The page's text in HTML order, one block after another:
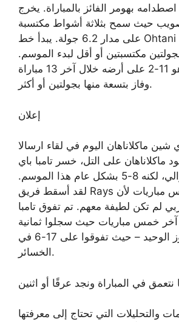
اصطدامه بهومر الفائز بالمباراة. يخرج Ohtani من أسوأ
حيث سمح بثلاثة أشواط مكتسبة
على مدار 6.2 جولة. يبدأ خط Ohtani المكون من 10
مكتسبتين أو أقل لبدء الموسم.
فريق دودجرز هو 11-2 على أرضه خلال آخر 13 مباراة
وفاز بتسعة منها بجولتين أو أكثر.
إعلان
شين ماكلاناهان اليوم في لقاء ارسالا
ماكلاناهان على التل، خسر تامبا باي
مرتين على التوالي، لكنه 8-5 بشكل عام هذا الموسم.
لقد أسقط فريق Rays أربعًا من آخر خمس مباريات لأن
لم تكن لطيفة معهم. تم تفوق تامبا
14 في آخر خمس مباريات حيث سجلوا ثمانية
أشواط في الفوز الوحيد – حيث تفوقوا على 17-6 في
الخسائر.
والتحليلات التي تحتاج إلى معرفتها